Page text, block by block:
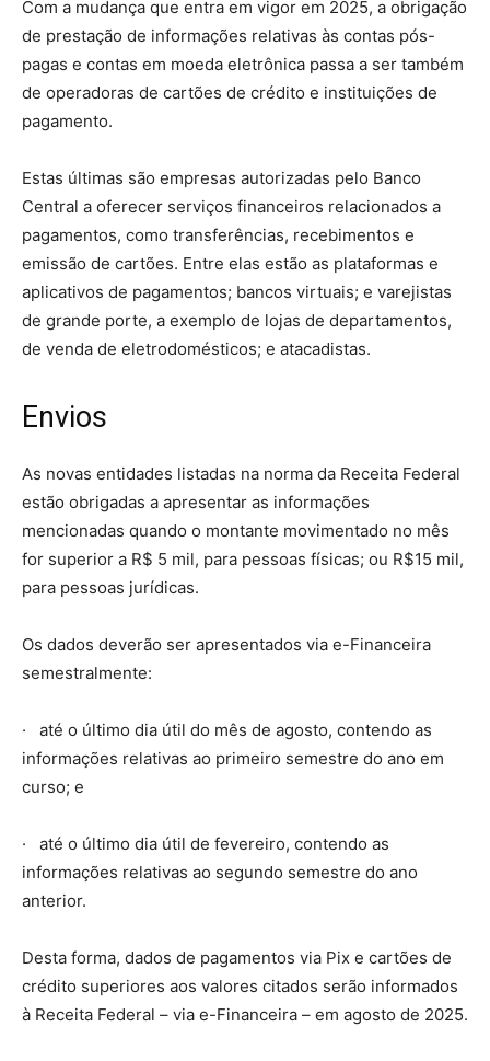
Com a mudança que entra em vigor em 2025, a obrigação
de prestação de informações relativas às contas pós-
pagas e contas em moeda eletrônica passa a ser também
de operadoras de cartões de crédito e instituições de
pagamento.
Estas últimas são empresas autorizadas pelo Banco
Central a oferecer serviços financeiros relacionados a
pagamentos, como transferências, recebimentos e
emissão de cartões. Entre elas estão as plataformas e
aplicativos de pagamentos; bancos virtuais; e varejistas
de grande porte, a exemplo de lojas de departamentos,
de venda de eletrodomésticos; e atacadistas.
Envios
As novas entidades listadas na norma da Receita Federal
estão obrigadas a apresentar as informações
mencionadas quando o montante movimentado no mês
for superior a R$ 5 mil, para pessoas físicas; ou R$15 mil,
para pessoas jurídicas.
Os dados deverão ser apresentados via e-Financeira
semestralmente:
· até o último dia útil do mês de agosto, contendo as
informações relativas ao primeiro semestre do ano em
curso; e
· até o último dia útil de fevereiro, contendo as
informações relativas ao segundo semestre do ano
anterior.
Desta forma, dados de pagamentos via Pix e cartões de
crédito superiores aos valores citados serão informados
à Receita Federal – via e-Financeira – em agosto de 2025.